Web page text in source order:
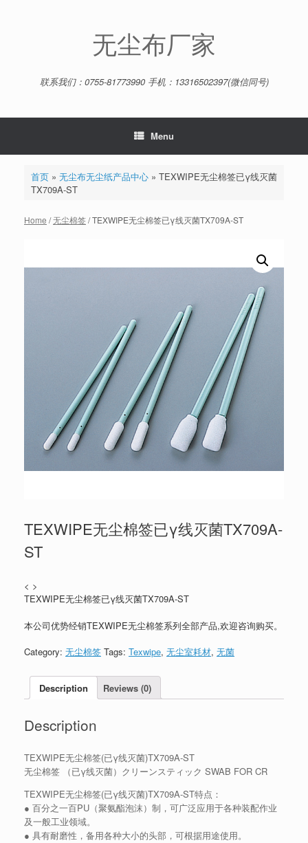
无尘布厂家
联系我们：0755-81773990 手机：13316502397(微信同号)
Menu
首页» 无尘布无尘纸产品中心» TEXWIPE无尘棉签已γ线灭菌
TX709A-ST
Home /无尘棉签/ TEXWIPE无尘棉签已γ线灭菌TX709A-ST
TEXWIPE无尘棉签已γ线灭菌TX709A-
ST
< >
TEXWIPE无尘棉签已γ线灭菌TX709A-ST
本公司优势经销TEXWIPE无尘棉签系列全部产品,欢迎咨询购买。
Category: 无尘棉签 Tags: Texwipe, 无尘室耗材, 无菌
Description Reviews (0)
Description
TEXWIPE无尘棉签(已γ线灭菌)TX709A-ST
无尘棉签 （已γ线灭菌）クリーンスティック SWAB FOR CR
TEXWIPE无尘棉签(已γ线灭菌)TX709A-ST特点：
● 百分之一百PU（聚氨酯泡沫）制，可广泛应用于各种装配作业
及一般工业领域。
● 具有耐磨性，备用各种大小的头部，可根据用途使用。